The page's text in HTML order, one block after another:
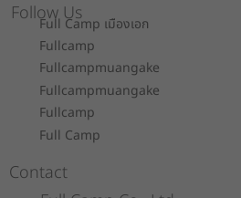
Contact
Follow Us
Full Camp เมืองเอก
Fullcamp
Fullcampmuangake
Fullcampmuangake
Fullcamp
Full Camp